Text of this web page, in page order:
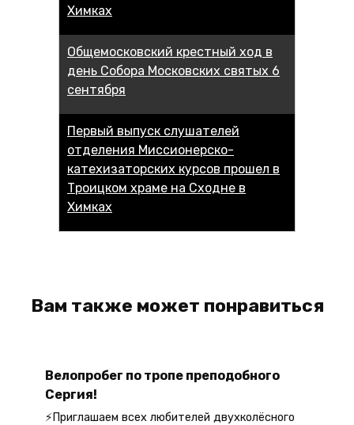
Химках
Общемосковский крестный ход в
день Собора Московских святых 6
сентября
Первый выпуск слушателей
отделения Миссионерско-
катехизаторских курсов прошел в
Троицком храме на Сходне в
Химках
Вам также может понравиться
Велопробег по тропе преподобного
Сергия!
⚡Приглашаем всех любителей двухколёсного